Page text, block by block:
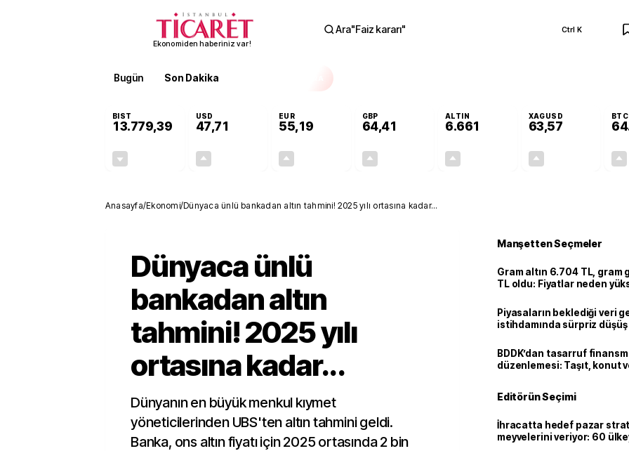
Ekonomiden haberiniz var!
Ara"Faiz kararı" Ctrl K
Bugün Son Dakika
BIST
13.779,39
USD
47,71
EUR
55,19
GBP
64,41
ALTIN
6.661
XAGUSD
63,57
BTC
Anasayfa/Ekonomi/Dünyaca ünlü bankadan altın tahmini! 2025 yılı ortasına kadar...
Dünyaca ünlü
bankadan altın
tahmini! 2025 yılı
ortasına kadar...
Dünyanın en büyük menkul kıymet
yöneticilerinden UBS'ten altın tahmini geldi.
Banka, ons altın fiyatı için 2025 ortasında 2 bin
Manşetten Seçmeler
Gram altın 6.704 TL, gram
TL oldu: Fiyatlar neden
Piyasaların beklediği veri
istihdamında sürpriz düşüş
BDDK’dan tasarruf
düzenlemesi: Taşıt, konut
Editörün Seçimi
İhracatta hedef pazar
meyvelerini veriyor: 60